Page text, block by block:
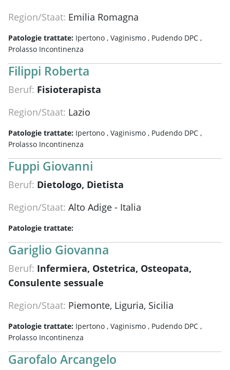
Region/Staat: Emilia Romagna
Patologie trattate: Ipertono , Vaginismo , Pudendo DPC ,
Prolasso Incontinenza
Filippi Roberta
Beruf: Fisioterapista
Region/Staat: Lazio
Patologie trattate: Ipertono , Vaginismo , Pudendo DPC ,
Prolasso Incontinenza
Fuppi Giovanni
Beruf: Dietologo, Dietista
Region/Staat: Alto Adige - Italia
Patologie trattate:
Gariglio Giovanna
Beruf: Infermiera, Ostetrica, Osteopata,
Consulente sessuale
Region/Staat: Piemonte, Liguria, Sicilia
Patologie trattate: Ipertono , Vaginismo , Pudendo DPC ,
Prolasso Incontinenza
Garofalo Arcangelo